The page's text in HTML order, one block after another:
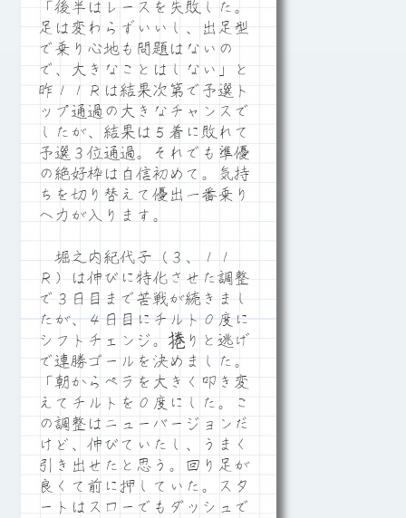
「後半はレースを失敗した。
足は変わらずいいし、出足型
で乗り心地も問題はないの
で、大きなことはしない」と
昨１１Ｒは結果次第で予選ト
ップ通過の大きなチャンスで
したが、結果は５着に敗れて
予選３位通過。それでも準優
の絶好枠は自信初めて。気持
ちを切り替えて優出一番乗り
へ力が入ります。
堀之内紀代子（３、１１
Ｒ）は伸びに特化させた調整
で３日目まで苦戦が続きまし
たが、４日目にチルト０度に
シフトチェンジ。捲りと逃げ
で連勝ゴールを決めました。
「朝からペラを大きく叩き変
えてチルトを０度にした。こ
の調整はニューバージョンだ
けど、伸びていたし、うまく
引き出せたと思う。回り足が
良くて前に押していた。スタ
ートはスローでもダッシュで